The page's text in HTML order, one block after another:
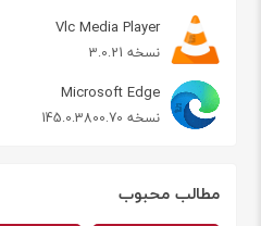
Vlc Media Player
نسخه 3.0.21
Microsoft Edge
نسخه 145.0.3800.70
مطالب محبوب